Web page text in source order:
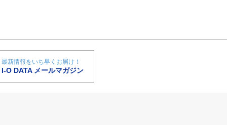
最新情報をいち早くお届け！
I-O DATA メールマガジン